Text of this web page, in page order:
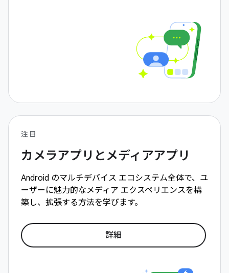
注目
カメラアプリとメディアアプリ
Android のマルチデバイス エコシステム全体で、ユ
ーザーに魅力的なメディア エクスペリエンスを構
築し、拡張する方法を学びます。
詳細